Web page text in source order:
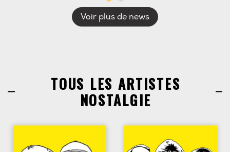
Voir plus de news
TOUS LES ARTISTES
NOSTALGIE